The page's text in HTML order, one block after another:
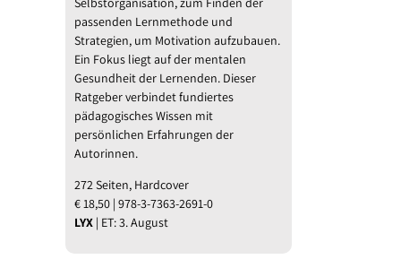
passenden Lernmethode und
Strategien, um Motivation aufzubauen.
Ein Fokus liegt auf der mentalen
Gesundheit der Lernenden. Dieser
Ratgeber verbindet fundiertes
pädagogisches Wissen mit
persönlichen Erfahrungen der
Autorinnen.
272 Seiten, Hardcover
€ 18,50 | 978-3-7363-2691-0
LYX | ET: 3. August